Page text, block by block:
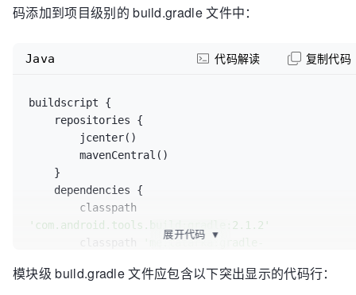
码添加到项目级别的 build.gradle 文件中：
buildscript {
'com.android.tools.build:gradle:2.1.2'
        classpath
'me.tatarka:gradle-
    }
Java 代码解读 复制代码
展开代码 ▼
模块级 build.gradle 文件应包含以下突出显示的代码行：